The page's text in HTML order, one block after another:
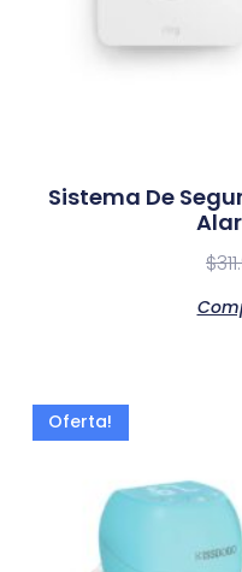
Sistema De
$
Oferta!